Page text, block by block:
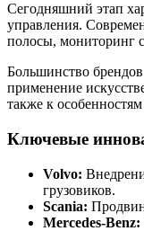
Сегодняшний этап
управления.
полосы, мониторинг
Большинство
применение
также к
Ключевые
Volvo:
грузовиков.
Scania:
Mercedes-Benz: